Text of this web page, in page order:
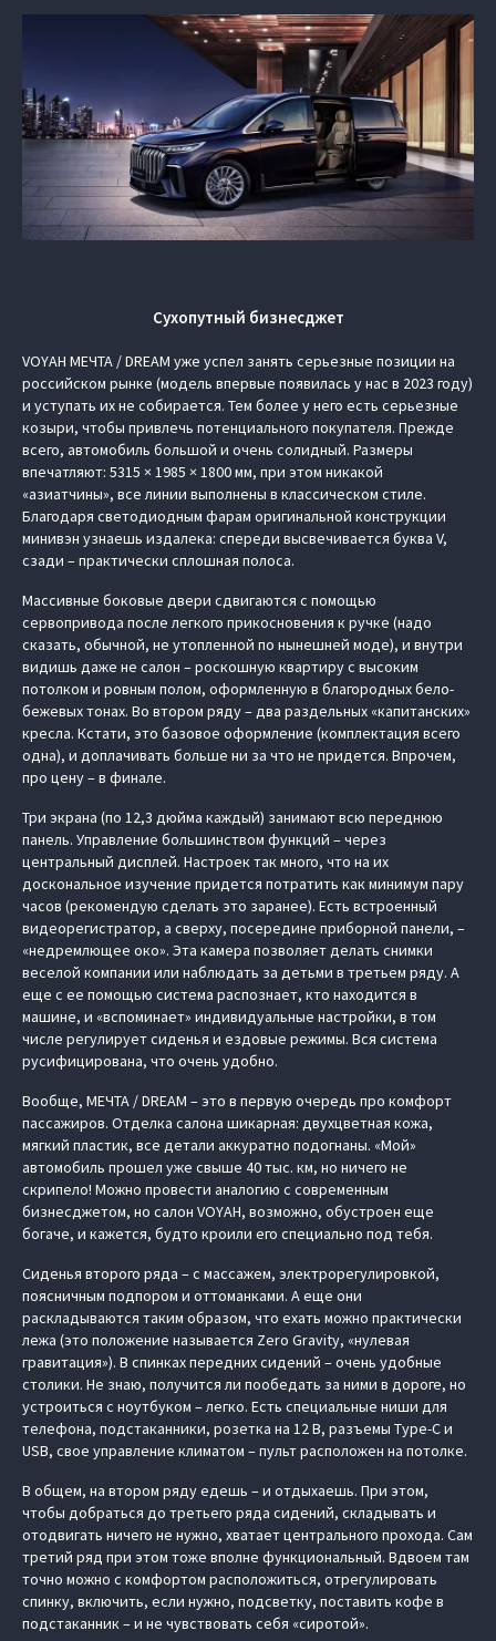
Сухопутный бизнесджет
VOYAH МЕЧТА / DREAM уже успел занять серьезные позиции на
российском рынке (модель впервые появилась у нас в 2023 году)
и уступать их не собирается. Тем более у него есть серьезные
козыри, чтобы привлечь потенциального покупателя. Прежде
всего, автомобиль большой и очень солидный. Размеры
впечатляют: 5315 × 1985 × 1800 мм, при этом никакой
«азиатчины», все линии выполнены в классическом стиле.
Благодаря светодиодным фарам оригинальной конструкции
минивэн узнаешь издалека: спереди высвечивается буква V,
сзади – практически сплошная полоса.
Массивные боковые двери сдвигаются с помощью
сервопривода после легкого прикосновения к ручке (надо
сказать, обычной, не утопленной по нынешней моде), и внутри
видишь даже не салон – роскошную квартиру с высоким
потолком и ровным полом, оформленную в благородных бело-
бежевых тонах. Во втором ряду – два раздельных «капитанских»
кресла. Кстати, это базовое оформление (комплектация всего
одна), и доплачивать больше ни за что не придется. Впрочем,
про цену – в финале.
Три экрана (по 12,3 дюйма каждый) занимают всю переднюю
панель. Управление большинством функций – через
центральный дисплей. Настроек так много, что на их
доскональное изучение придется потратить как минимум пару
часов (рекомендую сделать это заранее). Есть встроенный
видеорегистратор, а сверху, посередине приборной панели, –
«недремлющее око». Эта камера позволяет делать снимки
веселой компании или наблюдать за детьми в третьем ряду. А
еще с ее помощью система распознает, кто находится в
машине, и «‎вспоминает» индивидуальные настройки, в том
числе регулирует сиденья и ездовые режимы. Вся система
русифицирована, что очень удобно.
Вообще, МЕЧТА / DREAM – это в первую очередь про комфорт
пассажиров. Отделка салона шикарная: двухцветная кожа,
мягкий пластик, все детали аккуратно подогнаны. «Мой»
автомобиль прошел уже свыше 40 тыс. км, но ничего не
скрипело! Можно провести аналогию с современным
бизнесджетом, но салон VOYAH, возможно, обустроен еще
богаче, и кажется, будто кроили его специально под тебя.
Сиденья второго ряда – с массажем, электрорегулировкой,
поясничным подпором и оттоманками. А еще они
раскладываются таким образом, что ехать можно практически
лежа (это положение называется Zero Gravity, «нулевая
гравитация»). В спинках передних сидений – очень удобные
столики. Не знаю, получится ли пообедать за ними в дороге, но
устроиться с ноутбуком – легко. Есть специальные ниши для
телефона, подстаканники, розетка на 12 В, разъемы Type-C и
USB, свое управление климатом – пульт расположен на потолке.
В общем, на втором ряду едешь – и отдыхаешь. При этом,
чтобы добраться до третьего ряда сидений, складывать и
отодвигать ничего не нужно, хватает центрального прохода. Сам
третий ряд при этом тоже вполне функциональный. Вдвоем там
точно можно с комфортом расположиться, отрегулировать
спинку, включить, если нужно, подсветку, поставить кофе в
подстаканник – и не чувствовать себя «сиротой».